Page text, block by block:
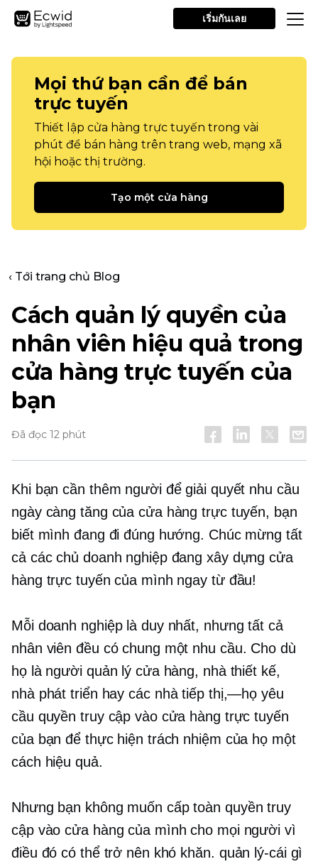
เริ่มกันเลย
Mọi thứ bạn cần để bán
trực tuyến
Thiết lập cửa hàng trực tuyến trong vài
phút để bán hàng trên trang web, mạng xã
hội hoặc thị trường.
Tạo một cửa hàng
‹ Tới trang chủ Blog
Cách quản lý quyền của
nhân viên hiệu quả trong
cửa hàng trực tuyến của
bạn
Đã đọc 12 phút
Khi bạn cần thêm người để giải quyết nhu cầu
ngày càng tăng của cửa hàng trực tuyến, bạn
biết mình đang đi đúng hướng. Chúc mừng tất
cả các chủ doanh nghiệp đang xây dựng cửa
hàng trực tuyến của mình ngay từ đầu!
Mỗi doanh nghiệp là duy nhất, nhưng tất cả
nhân viên đều có chung một nhu cầu. Cho dù
họ là người quản lý cửa hàng, nhà thiết kế,
nhà phát triển haycác nhà tiếp thị,—họ yêu
cầu quyền truy cập vào cửa hàng trực tuyến
của bạn để thực hiện trách nhiệm của họ một
cách hiệu quả.
Nhưng bạn không muốn cấp toàn quyền truy
cập vào cửa hàng của mình cho mọi người vì
điều đó có thể trở nên khó khăn. quản lý-cái gì